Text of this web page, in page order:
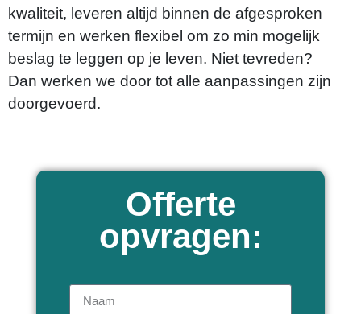
kwaliteit, leveren altijd binnen de afgesproken
termijn en werken flexibel om zo min mogelijk
beslag te leggen op je leven. Niet tevreden?
Dan werken we door tot alle aanpassingen zijn
doorgevoerd.
Offerte
opvragen: